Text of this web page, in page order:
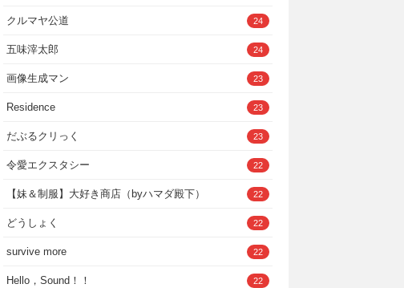
クルマヤ公道 24
五味滓太郎 24
画像生成マン 23
Residence 23
だぶるクリっく 23
令愛エクスタシー 22
【妹＆制服】大好き商店（byハマダ殿下） 22
どうしょく 22
survive more 22
Hello，Sound！！ 22